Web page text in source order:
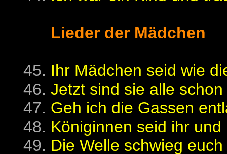
Lieder der Mädchen
Ihr Mädchen seid wie
Jetzt sind sie alle
Geh ich die Gassen
Königinnen seid ihr und
Die Welle schwieg